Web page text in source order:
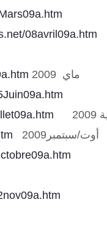
08avril09a.htm
ماي 2009
أوت/سبتمبر2009